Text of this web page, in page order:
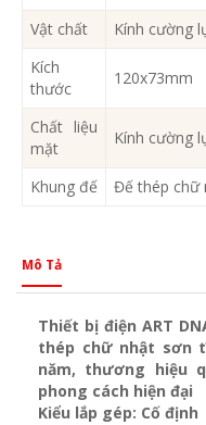
Vật chất
Kính cường
Kích
thước
120x73mm
Chất liệu
mặt
Kính cường
Khung đế Đế thép chữ
Mô Tả
Thiết bị điện ART
thép chữ nhật sơn
năm, thương hiệu
phong cách hiện đại
Kiểu lắp gép: Cố định